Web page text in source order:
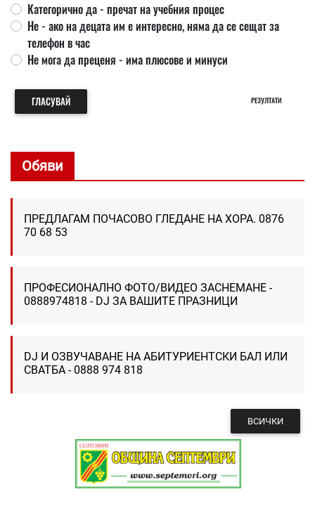
Категорично да - пречат на учебния процес
Не - ако на децата им е интересно, няма да се сещат за
телефон в час
Не мога да преценя - има плюсове и минуси
ГЛАСУВАЙ РЕЗУЛТАТИ
Обяви
ПРЕДЛАГАМ ПОЧАСОВО ГЛЕДАНЕ НА ХОРА. 0876
70 68 53
ПРОФЕСИОНАЛНО ФОТО/ВИДЕО ЗАСНЕМАНЕ -
0888974818 - DJ ЗА ВАШИТЕ ПРАЗНИЦИ
DJ И ОЗВУЧАВАНЕ НА АБИТУРИЕНТСКИ БАЛ ИЛИ
СВАТБА - 0888 974 818
ВСИЧКИ